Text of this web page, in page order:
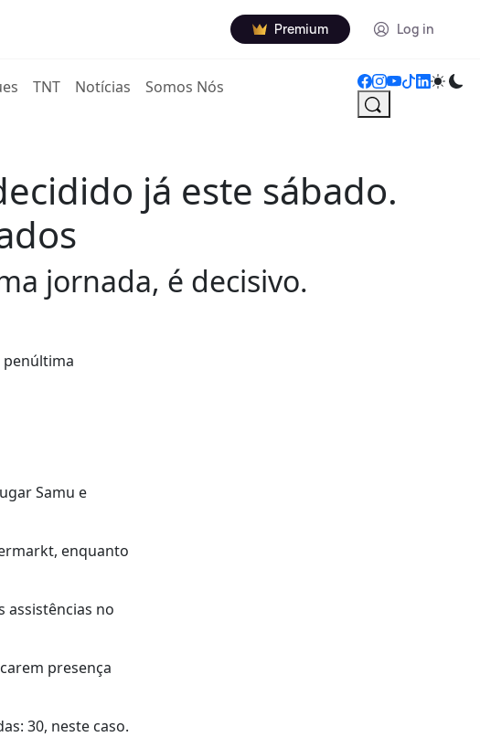
Premium Log in
TNT Notícias Somos Nós
já este sábado.
jornada, é decisivo.
penúltima
Samu e
enquanto
assistências no
presença
30, neste caso.